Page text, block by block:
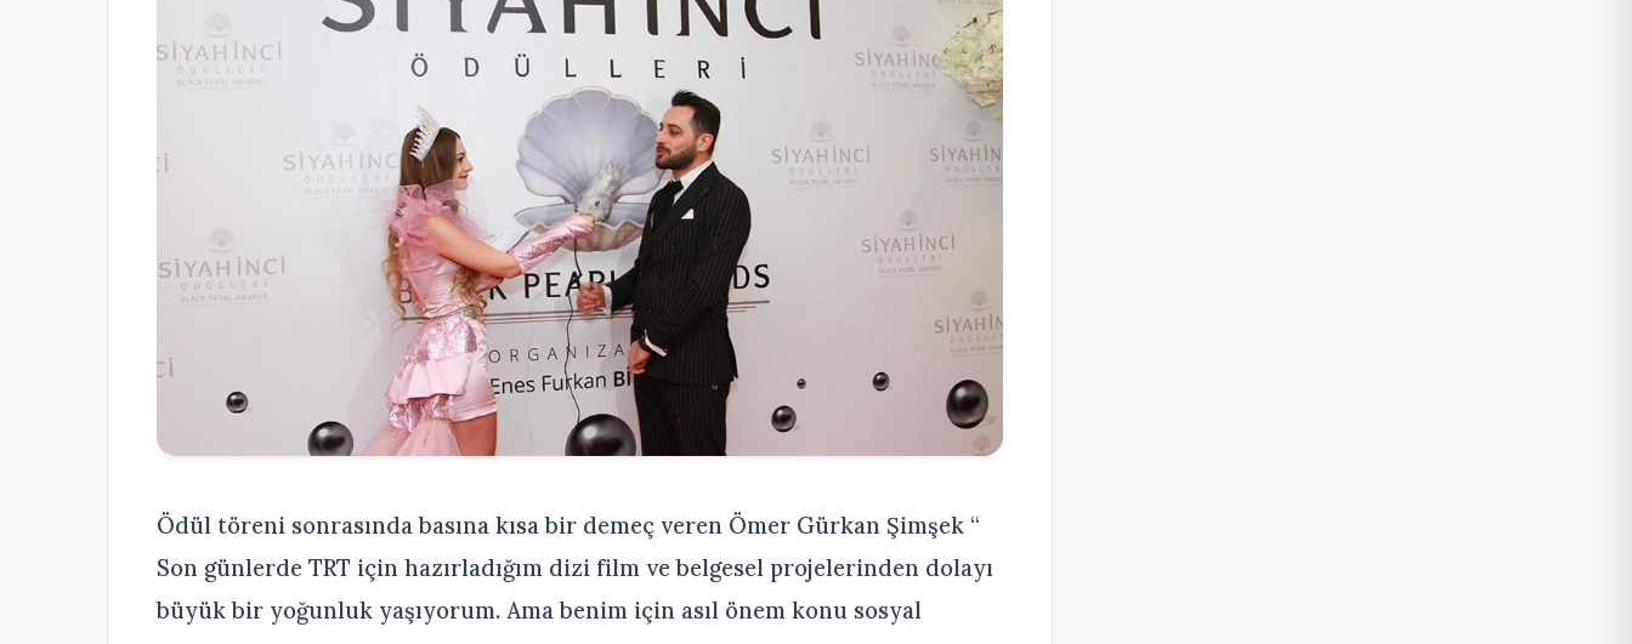
Ödül töreni sonrasında basına kısa bir demeç veren Ömer Gürkan Şimşek “
Son günlerde TRT için hazırladığım dizi film ve belgesel projelerinden dolayı
büyük bir yoğunluk yaşıyorum. Ama benim için asıl önem konu sosyal